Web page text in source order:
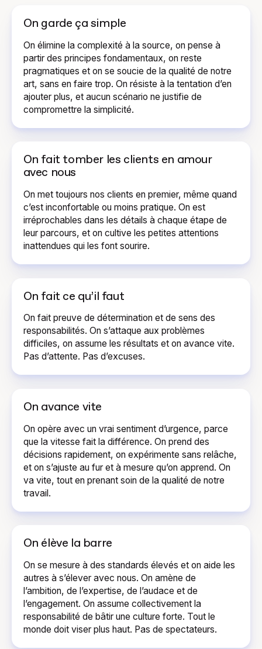
On garde ça simple
On élimine la complexité à la source, on pense à
partir des principes fondamentaux, on reste
pragmatiques et on se soucie de la qualité de notre
art, sans en faire trop. On résiste à la tentation d’en
ajouter plus, et aucun scénario ne justifie de
compromettre la simplicité.
On fait tomber les clients en amour
avec nous
On met toujours nos clients en premier, même quand
c’est inconfortable ou moins pratique. On est
irréprochables dans les détails à chaque étape de
leur parcours, et on cultive les petites attentions
inattendues qui les font sourire.
On fait ce qu’il faut
On fait preuve de détermination et de sens des
responsabilités. On s’attaque aux problèmes
difficiles, on assume les résultats et on avance vite.
Pas d’attente. Pas d’excuses.
On avance vite
On opère avec un vrai sentiment d’urgence, parce
que la vitesse fait la différence. On prend des
décisions rapidement, on expérimente sans relâche,
et on s’ajuste au fur et à mesure qu’on apprend. On
va vite, tout en prenant soin de la qualité de notre
travail.
On élève la barre
On se mesure à des standards élevés et on aide les
autres à s’élever avec nous. On amène de
l’ambition, de l’expertise, de l’audace et de
l’engagement. On assume collectivement la
responsabilité de bâtir une culture forte. Tout le
monde doit viser plus haut. Pas de spectateurs.